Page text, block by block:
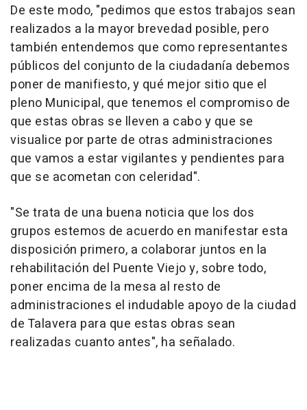
De este modo, "pedimos que estos trabajos sean
realizados a la mayor brevedad posible, pero
también entendemos que como representantes
públicos del conjunto de la ciudadanía debemos
poner de manifiesto, y qué mejor sitio que el
pleno Municipal, que tenemos el compromiso de
que estas obras se lleven a cabo y que se
visualice por parte de otras administraciones
que vamos a estar vigilantes y pendientes para
que se acometan con celeridad".
"Se trata de una buena noticia que los dos
grupos estemos de acuerdo en manifestar esta
disposición primero, a colaborar juntos en la
rehabilitación del Puente Viejo y, sobre todo,
poner encima de la mesa al resto de
administraciones el indudable apoyo de la ciudad
de Talavera para que estas obras sean
realizadas cuanto antes", ha señalado.